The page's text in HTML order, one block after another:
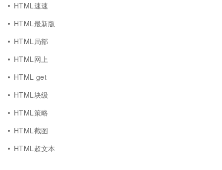
HTML速速
HTML最新版
HTML局部
HTML网上
HTML get
HTML块级
HTML策略
HTML截图
HTML超文本